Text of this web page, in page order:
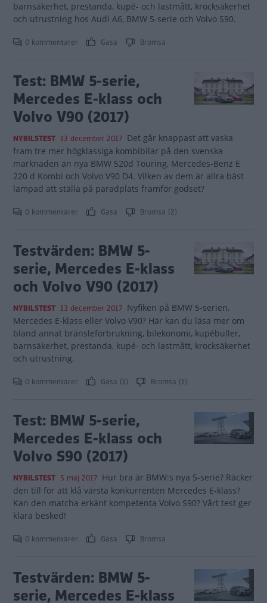
barnsäkerhet, prestanda, kupé- och lastmått, krocksäkerhet
och utrustning hos Audi A6, BMW 5-serie och Volvo S90.
0 kommentarer Gasa Bromsa
Test: BMW 5-serie,
Mercedes E-klass och
Volvo V90 (2017)
NYBILSTEST 13 december 2017 Det går knappast att vaska
fram tre mer högklassiga kombibilar på den svenska
marknaden än nya BMW 520d Touring, Mercedes-Benz E
220 d Kombi och Volvo V90 D4. Vilken av dem är allra bäst
lämpad att ställa på paradplats framför godset?
0 kommentarer Gasa Bromsa (2)
Testvärden: BMW 5-
serie, Mercedes E-klass
och Volvo V90 (2017)
NYBILSTEST 13 december 2017 Nyfiken på BMW 5-serien,
Mercedes E-klass eller Volvo V90? Här kan du läsa mer om
bland annat bränsleförbrukning, bilekonomi, kupébuller,
barnsäkerhet, prestanda, kupé- och lastmått, krocksäkerhet
och utrustning.
0 kommentarer Gasa (1) Bromsa (1)
Test: BMW 5-serie,
Mercedes E-klass och
Volvo S90 (2017)
NYBILSTEST 5 maj 2017 Hur bra är BMW:s nya 5-serie? Räcker
den till för att klå värsta konkurrenten Mercedes E-klass?
Kan den matcha erkänt kompetenta Volvo S90? Vårt test ger
klara besked!
0 kommentarer Gasa Bromsa
Testvärden: BMW 5-
serie, Mercedes E-klass